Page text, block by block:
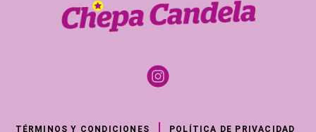
TÉRMINOS Y CONDICIONES POLÍTICA DE PRIVACIDAD